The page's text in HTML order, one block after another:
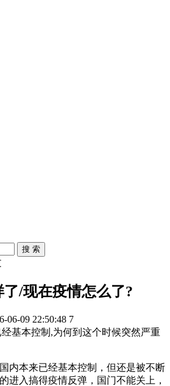
搜 索
/现在疫情怎么了?
06-09 22:50:48 7
基本控制,为何到这个时候突然严重
内本来已经基本控制，但还是被不断
进入搞得疫情反弹，国门不能关上，